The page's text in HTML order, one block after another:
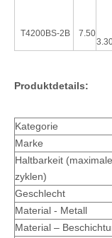
T4200BS-2B
7.50
Produktdetails:
Kategorie
Marke
Haltbarkeit
zyklen)
Geschlecht
Material - Metall
Material –